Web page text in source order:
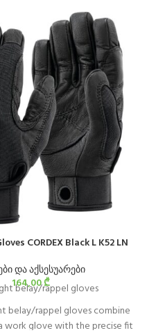
CORDEX Black L K52 LN
და აქსესუარები
164,00₾
belay/rappel gloves
belay/rappel gloves combine
work glove with the precise fit